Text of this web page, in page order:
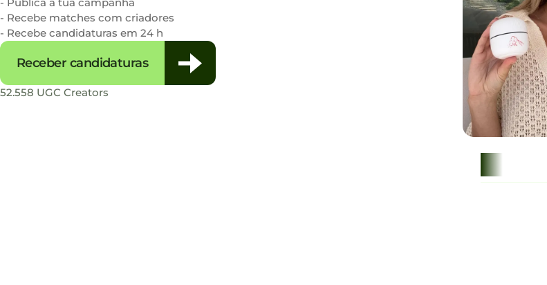
- Recebe matches com criadores
- Recebe candidaturas em 24 h
Receber candidaturas
52.558 UGC Creators